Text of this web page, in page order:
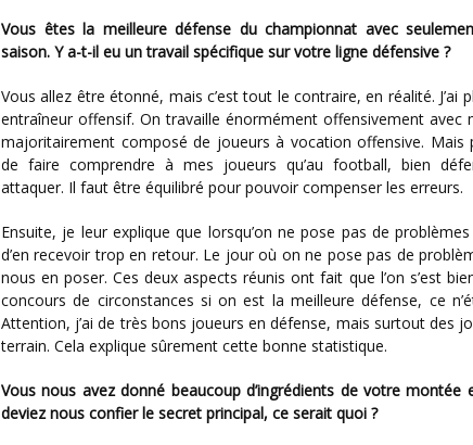
Vous êtes la meilleure défense du championnat avec seulement 21 buts encaissés cette
saison. Y a-t-il eu un travail spécifique sur votre ligne défensive ?
Vous allez être étonné, mais c’est tout le contraire, en réalité. J’ai plutôt la réputation d’être un
entraîneur offensif. On travaille énormément offensivement avec
majoritairement composé de joueurs à vocation offensive. Mais
de faire comprendre à mes joueurs qu’au football, bien
attaquer. Il faut être équilibré pour pouvoir compenser les erreurs.
Ensuite, je leur explique que lorsqu’on ne pose pas de problèmes à l’adversaire, il faut éviter
d’en recevoir trop en retour. Le jour où on ne pose pas de
nous en poser. Ces deux aspects réunis ont fait que l’on s’est
concours de circonstances si on est la meilleure défense, ce
Attention, j’ai de très bons joueurs en défense, mais surtout des
terrain. Cela explique sûrement cette bonne statistique.
Vous nous avez donné beaucoup d’ingrédients de votre montée en National 2. Mais si vous
deviez nous confier le secret principal, ce serait quoi ?